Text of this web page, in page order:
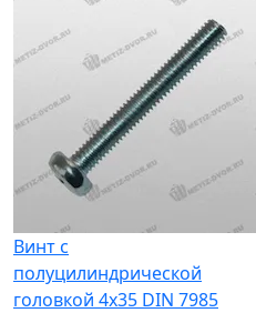
Винт с
полуцилиндрической
головкой 4x35 DIN 7985